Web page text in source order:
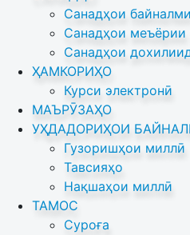
Санадҳои
Санадҳои меъёрии
Санадҳои
ҲАМКОРИҲО
Курси электронӣ
МАЪРӮЗАҲО
УҲДАДОРИҲОИ
Гузоришҳои миллӣ
Тавсияҳо
Нақшаҳои миллӣ
ТАМОС
Суроға